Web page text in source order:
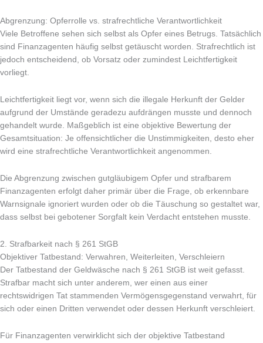
Abgrenzung: Opferrolle vs. strafrechtliche Verantwortlichkeit
Viele Betroffene sehen sich selbst als Opfer eines Betrugs. Tatsächlich
sind Finanzagenten häufig selbst getäuscht worden. Strafrechtlich ist
jedoch entscheidend, ob Vorsatz oder zumindest Leichtfertigkeit
vorliegt.
Leichtfertigkeit liegt vor, wenn sich die illegale Herkunft der Gelder
aufgrund der Umstände geradezu aufdrängen musste und dennoch
gehandelt wurde. Maßgeblich ist eine objektive Bewertung der
Gesamtsituation: Je offensichtlicher die Unstimmigkeiten, desto eher
wird eine strafrechtliche Verantwortlichkeit angenommen.
Die Abgrenzung zwischen gutgläubigem Opfer und strafbarem
Finanzagenten erfolgt daher primär über die Frage, ob erkennbare
Warnsignale ignoriert wurden oder ob die Täuschung so gestaltet war,
dass selbst bei gebotener Sorgfalt kein Verdacht entstehen musste.
2. Strafbarkeit nach § 261 StGB
Objektiver Tatbestand: Verwahren, Weiterleiten, Verschleiern
Der Tatbestand der Geldwäsche nach § 261 StGB ist weit gefasst.
Strafbar macht sich unter anderem, wer einen aus einer
rechtswidrigen Tat stammenden Vermögensgegenstand verwahrt, für
sich oder einen Dritten verwendet oder dessen Herkunft verschleiert.
Für Finanzagenten verwirklicht sich der objektive Tatbestand